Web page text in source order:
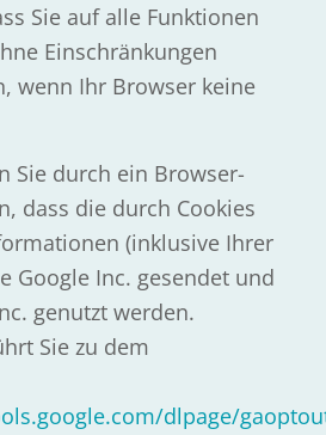
Sie auf alle Funktionen
Einschränkungen
wenn Ihr Browser keine
Sie durch ein Browser-
dass die durch Cookies
(inklusive Ihrer
Google Inc. gesendet und
genutzt werden.
Sie zu dem
dlpage/